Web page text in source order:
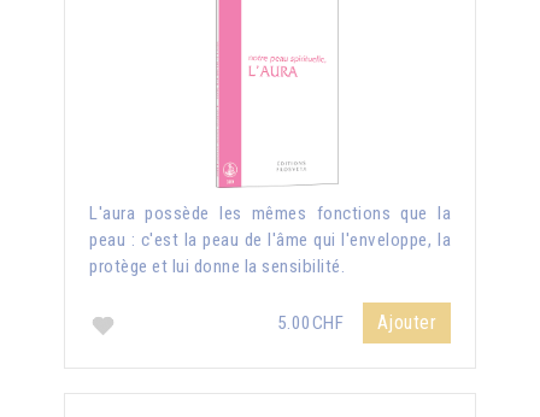
L'aura possède les mêmes fonctions que la
peau : c'est la peau de l'âme qui l'enveloppe, la
protège et lui donne la sensibilité.
5.00CHF Ajouter